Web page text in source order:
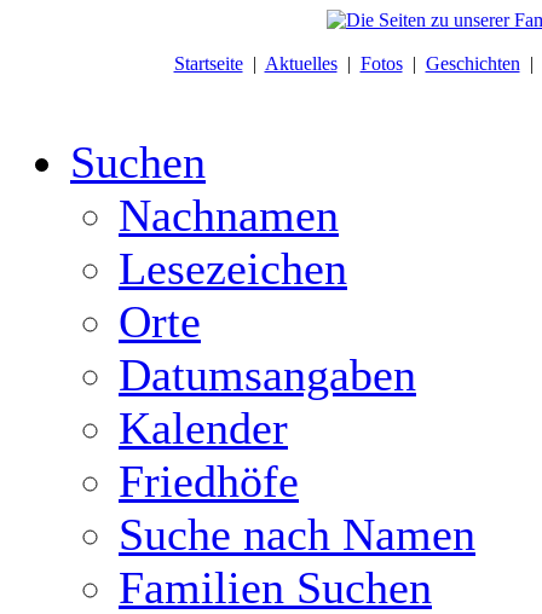
Startseite| Aktuelles| Fotos| Geschichten |
Suchen
Nachnamen
Lesezeichen
Orte
Datumsangaben
Kalender
Friedhöfe
Suche nach Namen
Familien Suchen